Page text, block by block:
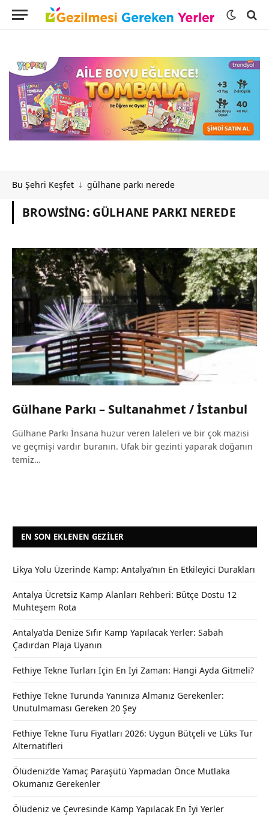
Bu Şehri Keşfet ↓ gülhane parkı nerede
BROWSING: GÜLHANE PARKI NEREDE
Gülhane Parkı – Sultanahmet / İstanbul
Gülhane Parkı İnsana huzur veren laleleri ve bir çok mazisi
ve geçmişi vardır buranın. Ufak bir gezinti yaparak doğanın
temiz…
EN SON EKLENEN GEZILER
Likya Yolu Üzerinde Kamp: Antalya’nın En Etkileyici Durakları
Antalya Ücretsiz Kamp Alanları Rehberi: Bütçe Dostu 12
Muhteşem Rota
Antalya’da Denize Sıfır Kamp Yapılacak Yerler: Sabah
Çadırdan Plaja Uyanın
Fethiye Tekne Turları İçin En İyi Zaman: Hangi Ayda Gitmeli?
Fethiye Tekne Turunda Yanınıza Almanız Gerekenler:
Unutulmaması Gereken 20 Şey
Fethiye Tekne Turu Fiyatları 2026: Uygun Bütçeli ve Lüks Tur
Alternatifleri
Ölüdeniz’de Yamaç Paraşütü Yapmadan Önce Mutlaka
Okumanız Gerekenler
Ölüdeniz ve Çevresinde Kamp Yapılacak En İyi Yerler